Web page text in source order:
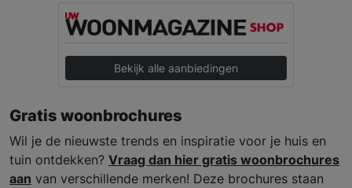
Bekijk alle aanbiedingen
Gratis woonbrochures
Wil je de nieuwste trends en inspiratie voor je huis en
tuin ontdekken? Vraag dan hier gratis woonbrochures
aan van verschillende merken! Deze brochures staan